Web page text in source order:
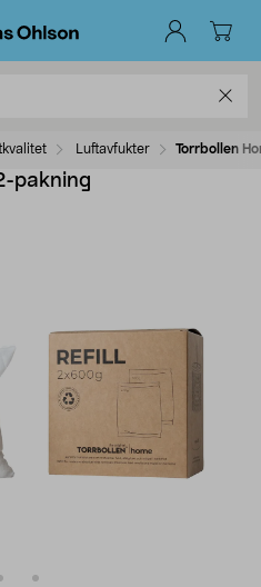
Luftavfukter Torrbollen
pakning